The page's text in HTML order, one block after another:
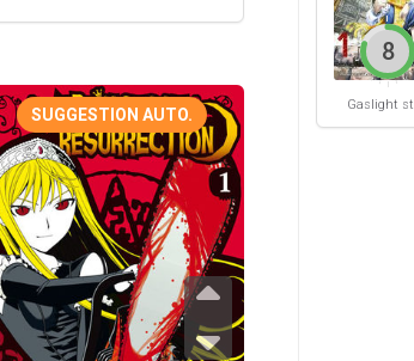
SUGGESTION AUTO.
8